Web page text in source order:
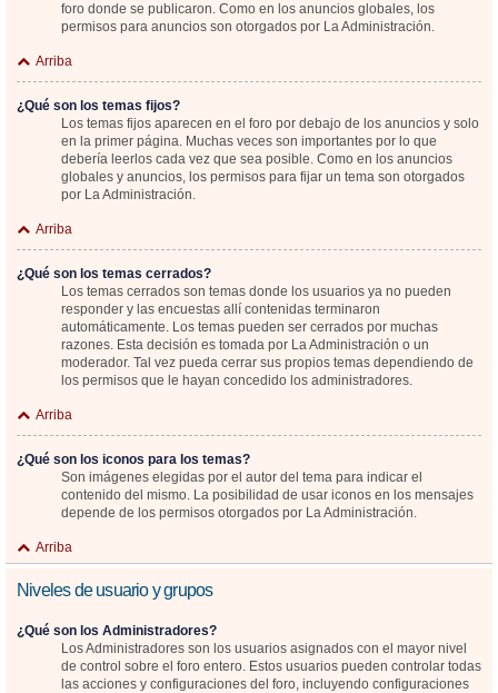
foro donde se publicaron. Como en los anuncios globales, los
permisos para anuncios son otorgados por La Administración.
Arriba
¿Qué son los temas fijos?
Los temas fijos aparecen en el foro por debajo de los anuncios y solo
en la primer página. Muchas veces son importantes por lo que
debería leerlos cada vez que sea posible. Como en los anuncios
globales y anuncios, los permisos para fijar un tema son otorgados
por La Administración.
Arriba
¿Qué son los temas cerrados?
Los temas cerrados son temas donde los usuarios ya no pueden
responder y las encuestas allí contenidas terminaron
automáticamente. Los temas pueden ser cerrados por muchas
razones. Esta decisión es tomada por La Administración o un
moderador. Tal vez pueda cerrar sus propios temas dependiendo de
los permisos que le hayan concedido los administradores.
Arriba
¿Qué son los iconos para los temas?
Son imágenes elegidas por el autor del tema para indicar el
contenido del mismo. La posibilidad de usar iconos en los mensajes
depende de los permisos otorgados por La Administración.
Arriba
Niveles de usuario y grupos
¿Qué son los Administradores?
Los Administradores son los usuarios asignados con el mayor nivel
de control sobre el foro entero. Estos usuarios pueden controlar todas
las acciones y configuraciones del foro, incluyendo configuraciones